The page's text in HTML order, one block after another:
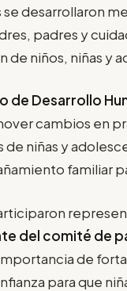
se desarrollaron
padres y
niños, niñas y
Desarrollo
cambios en
niñas y
familiar
del comité de
de
para que